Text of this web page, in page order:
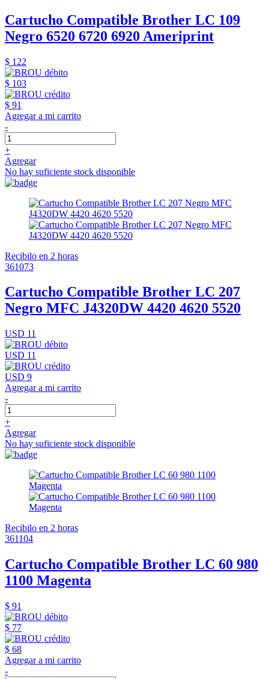
Cartucho Compatible Brother LC 109
Negro 6520 6720 6920 Ameriprint
$ 122
$ 103
$ 91
Agregar a mi carrito
-
+
Agregar
No hay suficiente stock disponible
Recibilo en 2 horas
361073
Cartucho Compatible Brother LC 207
Negro MFC J4320DW 4420 4620 5520
USD 11
USD 11
USD 9
Agregar a mi carrito
-
+
Agregar
No hay suficiente stock disponible
Recibilo en 2 horas
361104
Cartucho Compatible Brother LC 60 980
1100 Magenta
$ 91
$ 77
$ 68
Agregar a mi carrito
-